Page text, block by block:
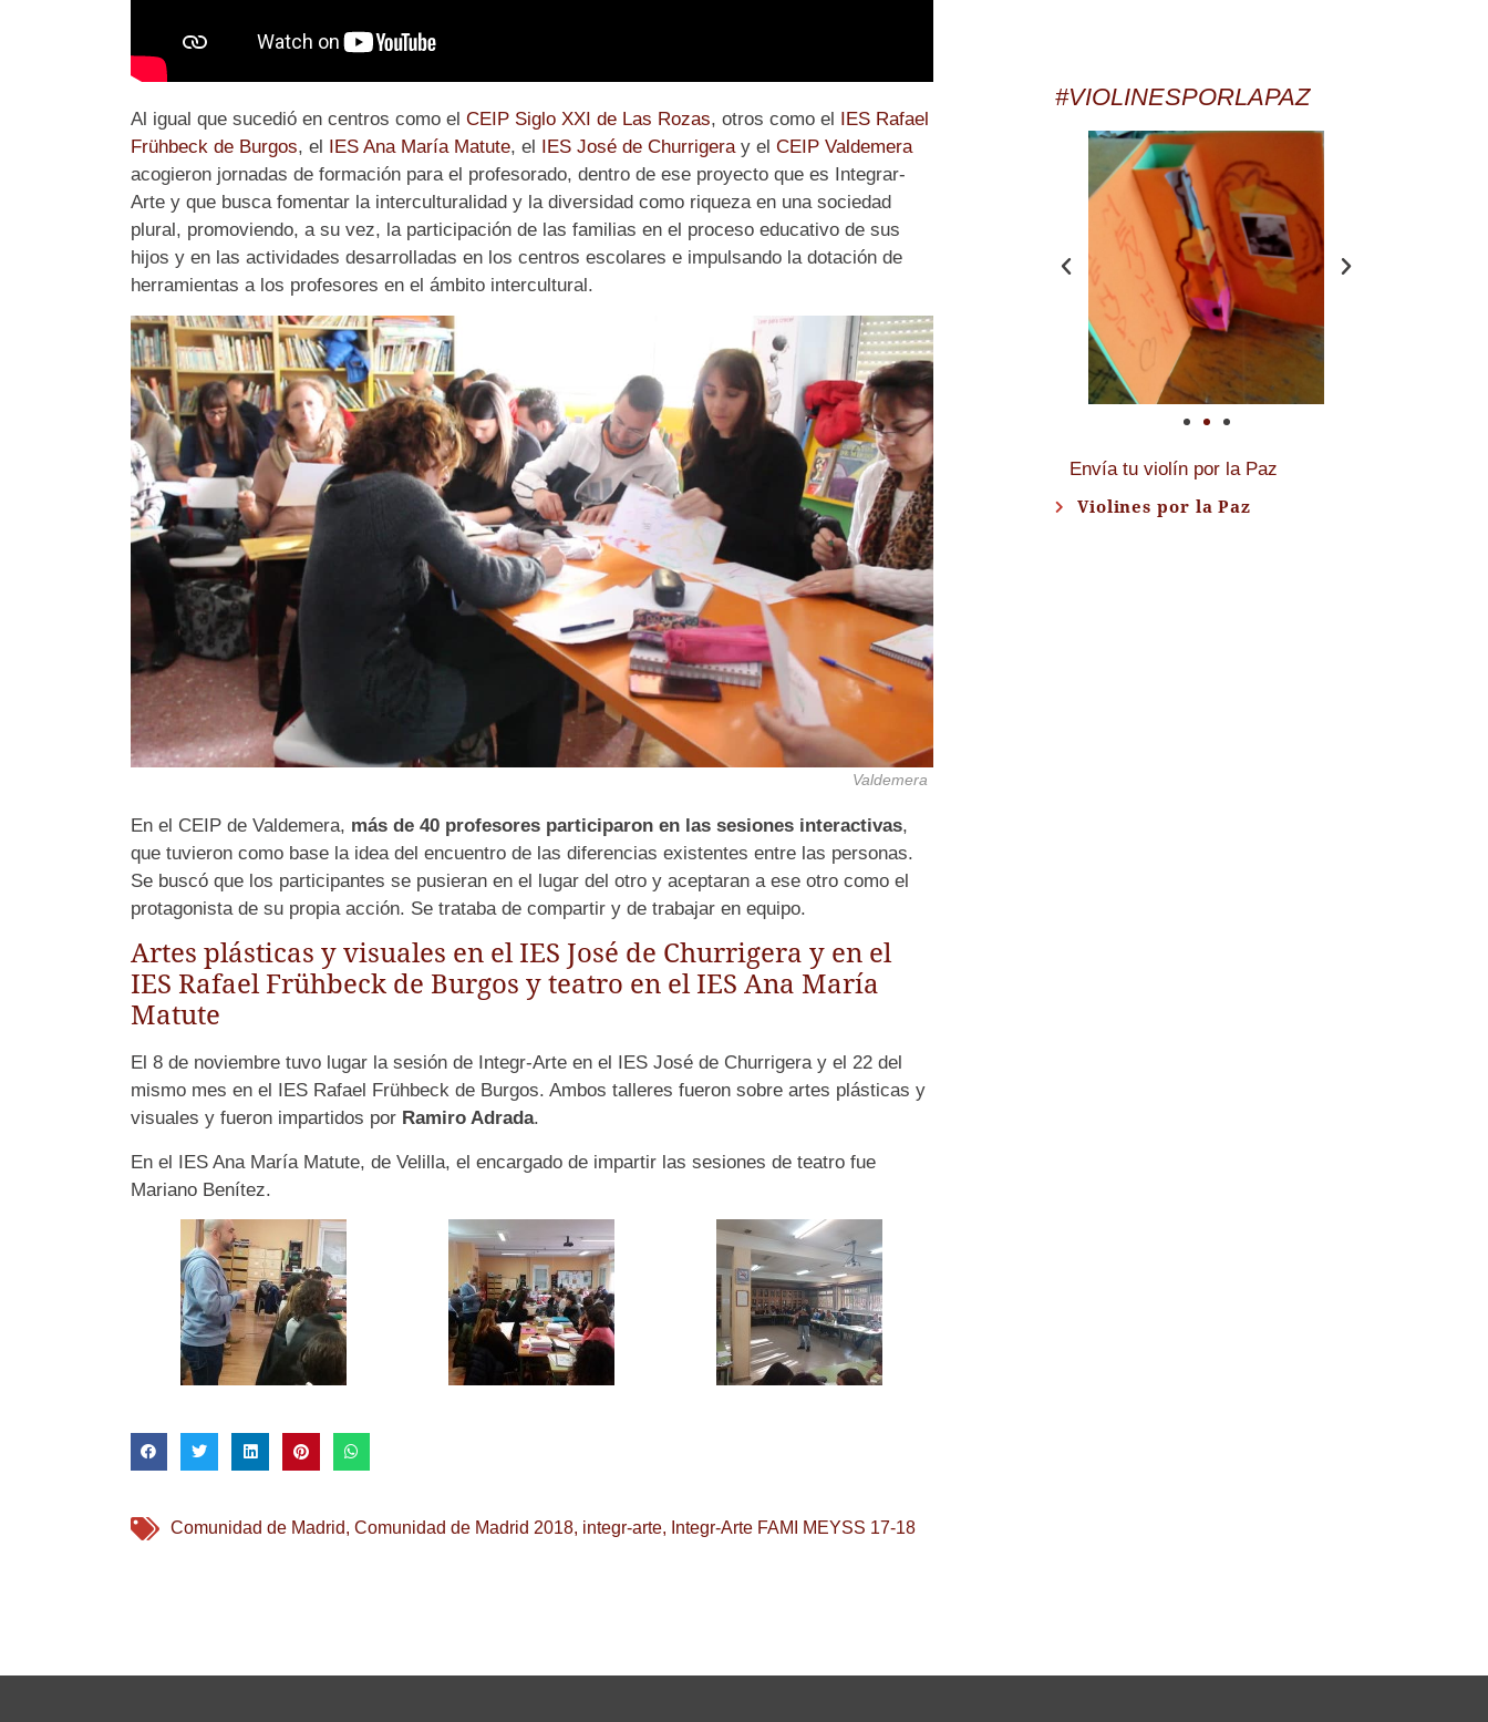
Al igual que sucedió en centros como el CEIP Siglo XXI de Las Rozas, otros como el
IES Rafael
Frühbeck de Burgos, el IES Ana María Matute, el IES José de Churrigeray el CEIP Valdemera
acogieron jornadas de formación para el profesorado, dentro de ese proyecto que es Integrar-
Arte y que busca fomentar la interculturalidad y la diversidad como riqueza en una sociedad
plural, promoviendo, a su vez, la participación de las familias en el proceso educativo de sus
hijos y en las actividades desarrolladas en los centros escolares e impulsando la dotación de
herramientas a los profesores en el ámbito intercultural.
Valdemera
En el CEIP de Valdemera, más de 40 profesores participaron en las sesiones interactivas,
que tuvieron como base la idea del encuentro de las diferencias existentes entre las personas.
Se buscó que los participantes se pusieran en el lugar del otro y aceptaran a ese otro como el
protagonista de su propia acción. Se trataba de compartir y de trabajar en equipo.
Artes plásticas y visuales en el IES José de Churrigera y en el
IES Rafael Frühbeck de Burgos y teatro en el IES Ana María
Matute
El 8 de noviembre tuvo lugar la sesión de Integr-Arte en el IES José de Churrigera y el 22 del
mismo mes en el IES Rafael Frühbeck de Burgos. Ambos talleres fueron sobre artes plásticas y
visuales y fueron impartidos por Ramiro Adrada.
En el IES Ana María Matute, de Velilla, el encargado de impartir las sesiones de teatro fue
Mariano Benítez.
Comunidad de Madrid, Comunidad de Madrid 2018, integr-arte, Integr-Arte FAMI MEYSS 17-18
#VIOLINESPORLAPAZ
Envía tu violín por la Paz
Violines por la Paz